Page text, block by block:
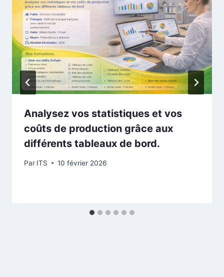
Analysez vos statistiques et vos
coûts de production grâce aux
différents tableaux de bord.
Par ITS 10 février 2026